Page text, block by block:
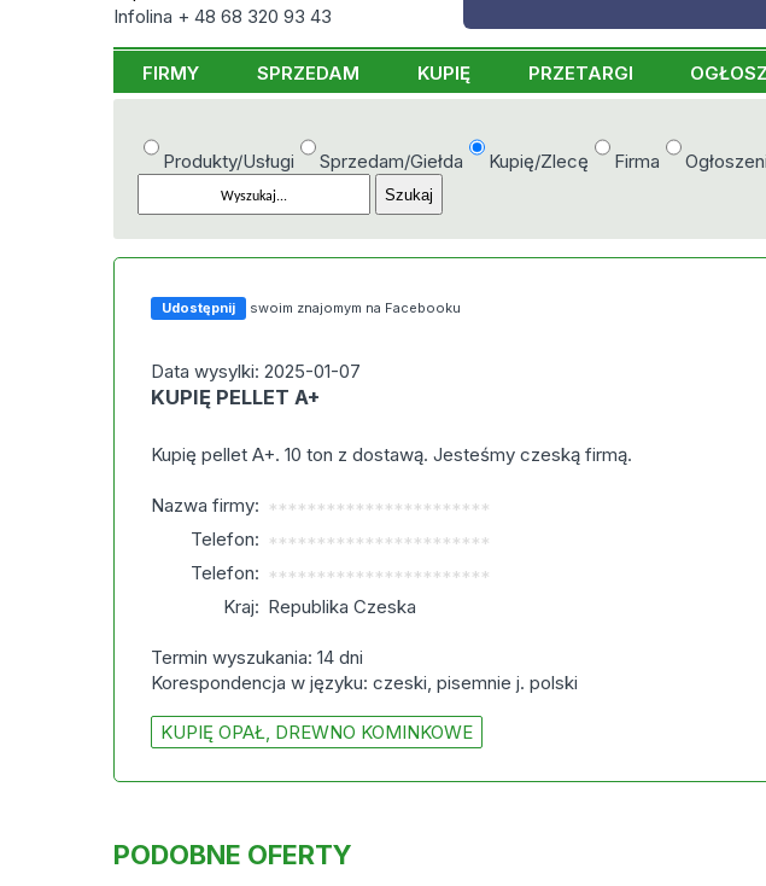
Infolina + 48 68 320 93 43
FIRMY SPRZEDAM KUPIĘ PRZETARGI
Produkty/Usługi Sprzedam/Giełda Kupię/Zlecę Firma
Udostępnij swoim znajomym na Facebooku
Data wysylki: 2025-01-07
KUPIĘ PELLET A+
Kupię pellet A+. 10 ton z dostawą. Jesteśmy czeską firmą.
Nazwa firmy: ***********************
Telefon: ***********************
Telefon: ***********************
Kraj: Republika Czeska
Termin wyszukania: 14 dni
Korespondencja w języku: czeski, pisemnie j. polski
KUPIĘ OPAŁ, DREWNO KOMINKOWE
PODOBNE OFERTY